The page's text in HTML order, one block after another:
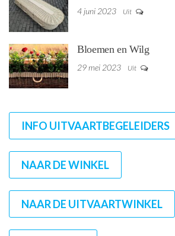
4 juni 2023 Uit
Bloemen en Wilg
29 mei 2023 Uit
INFO UITVAARTBEGELEIDERS
NAAR DE WINKEL
NAAR DE UITVAARTWINKEL